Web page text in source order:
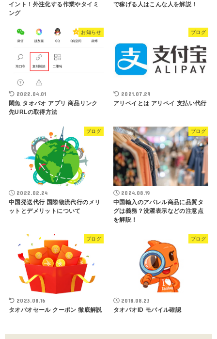
イント！外注化する作業やタイミ
ング
で稼げる人はこんな人を解説！
お知らせ
2022.04.01
閑魚 タオバオ アプリ 商品リンク
先URLの取得方法
ブログ
2021.07.29
アリペイとは アリペイ 支払い代行
ブログ
2022.02.24
中国発送代行 国際物流代行のメリ
ットとデメリットについて
ブログ
2024.08.19
中国輸入のアパレル商品に品質タ
グは義務？洗濯表示などの注意点
を解説！
ブログ
2023.08.16
タオバオセール クーポン 徹底解説
ブログ
2018.08.23
タオバオID モバイル確認